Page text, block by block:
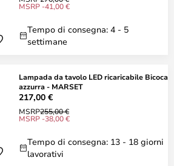
MSRP -41,00 €
Tempo di consegna: 4 - 5
settimane
Lampada da tavolo LED ricaricabile Bicoca
azzurra - MARSET
217,00 €
MSRP255,00 €
MSRP -38,00 €
Tempo di consegna: 13 - 18 giorni
lavorativi